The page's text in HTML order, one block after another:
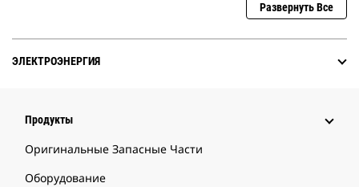
Развернуть Все
ЭЛЕКТРОЭНЕРГИЯ
Продукты
Оригинальные Запасные Части
Оборудование